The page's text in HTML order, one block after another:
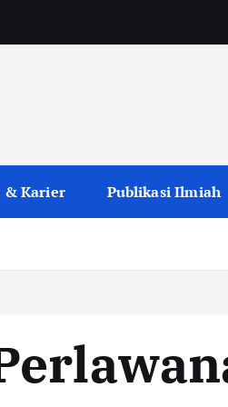
& Karier Publikasi Ilmiah